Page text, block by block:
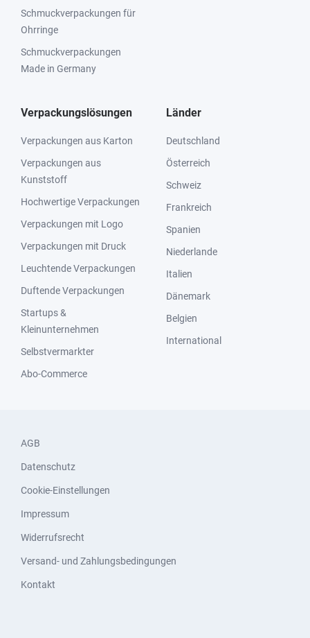
Schmuckverpackungen für
Ohrringe
Schmuckverpackungen
Made in Germany
Verpackungslösungen
Verpackungen aus Karton
Verpackungen aus
Kunststoff
Hochwertige Verpackungen
Verpackungen mit Logo
Verpackungen mit Druck
Leuchtende Verpackungen
Duftende Verpackungen
Startups &
Kleinunternehmen
Selbstvermarkter
Abo-Commerce
Länder
Deutschland
Österreich
Schweiz
Frankreich
Spanien
Niederlande
Italien
Dänemark
Belgien
International
AGB
Datenschutz
Cookie-Einstellungen
Impressum
Widerrufsrecht
Versand- und Zahlungsbedingungen
Kontakt